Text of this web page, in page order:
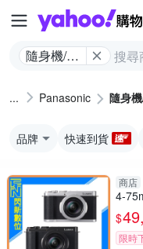
隨身機/類
Panasonic 隨身
品牌 快速到貨
商店
4-
$
限時